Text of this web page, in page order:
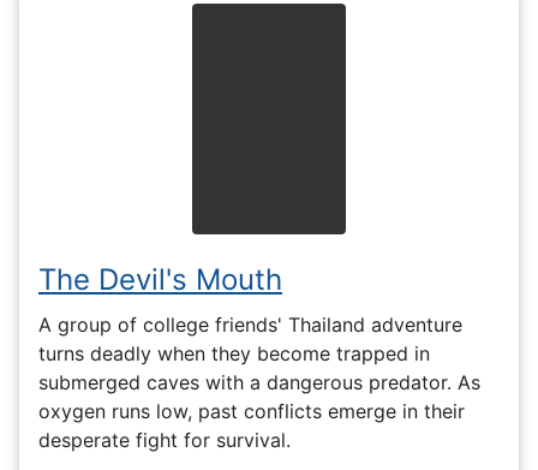
The Devil's Mouth
A group of college friends' Thailand adventure
turns deadly when they become trapped in
submerged caves with a dangerous predator. As
oxygen runs low, past conflicts emerge in their
desperate fight for survival.